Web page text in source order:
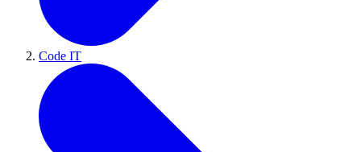
Code IT